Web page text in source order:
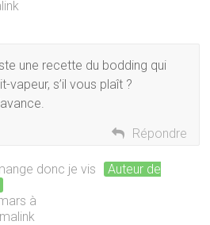
une recette du bodding qui
vapeur, s’il vous plaît ?
Répondre
donc je vis
Auteur de
à